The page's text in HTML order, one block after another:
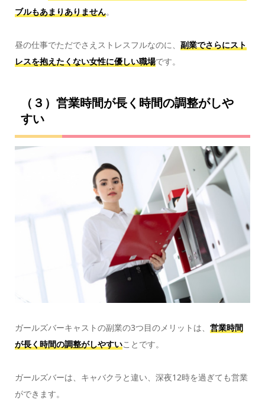
ブルもあまりありません。
昼の仕事でただでさえストレスフルなのに、 副業でさらにスト
レスを抱えたくない女性に優しい職場です。
（３）営業時間が長く時間の調整がしや
すい
ガールズバーキャストの副業の3つ目のメリットは、 営業時間
が長く時間の調整がしやすいことです。
ガールズバーは、キャバクラと違い、深夜12時を過ぎても営業
ができます。